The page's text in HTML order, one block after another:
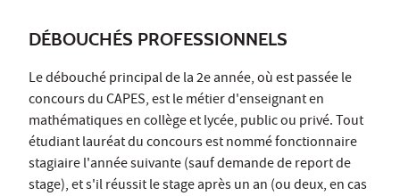
DÉBOUCHÉS PROFESSIONNELS
Le débouché principal de la 2e année, où est passée le
concours du CAPES, est le métier d'enseignant en
mathématiques en collège et lycée, public ou privé. Tout
étudiant lauréat du concours est nommé fonctionnaire
stagiaire l'année suivante (sauf demande de report de
stage), et s'il réussit le stage après un an (ou deux, en cas